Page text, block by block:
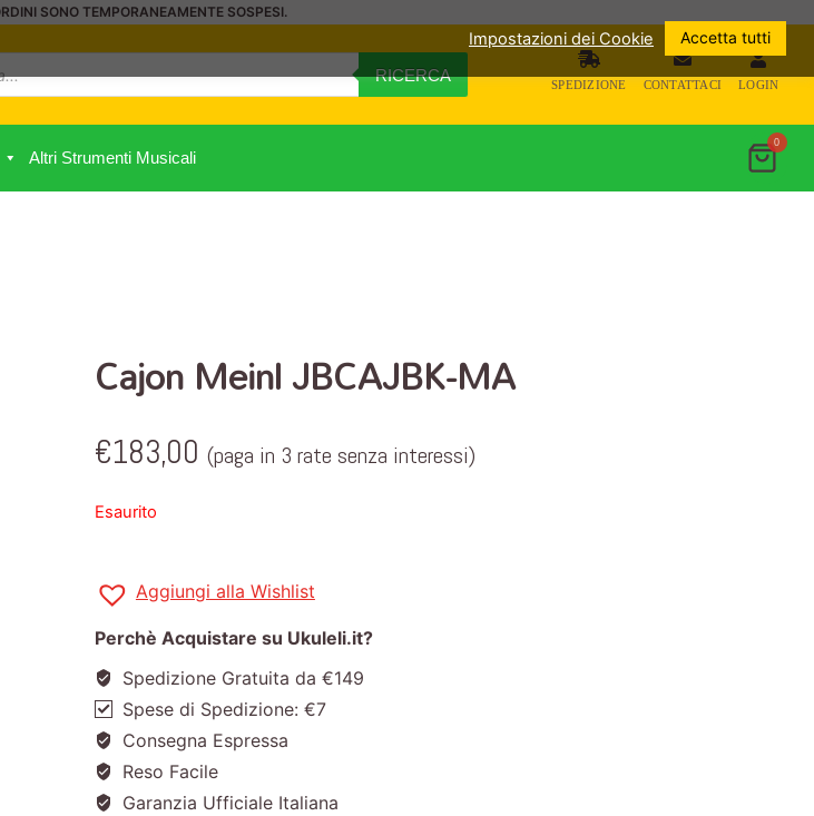
SONO TEMPORANEAMENTE SOSPESI.
RICERCA SPEDIZIONE CONTATTACI LOGIN
Altri Strumenti Musicali
0
Cajon Meinl JBCAJBK-MA
€183,00 (paga in 3 rate senza interessi)
Esaurito
Aggiungi alla Wishlist
Perchè Acquistare su Ukuleli.it?
Spedizione Gratuita da €149
Spese di Spedizione: €7
Consegna Espressa
Reso Facile
Garanzia Ufficiale Italiana
Impostazioni dei Cookie Accetta tutti